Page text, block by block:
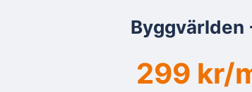
Byggvärlden
299 kr/